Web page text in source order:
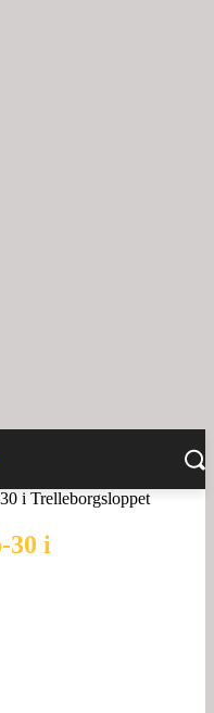
i Trelleborgsloppet
30 i